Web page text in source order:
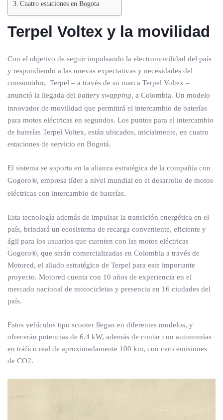
Cuatro estaciones en Bogota
Terpel Voltex y la movilidad
Con el objetivo de seguir impulsando la electromovilidad del país
y respondiendo a las nuevas expectativas y necesidades del
consumidor, Terpel – a través de su marca Terpel Voltex –
anunció la llegada del battery swapping, a Colombia. Un modelo
innovador de movilidad que permitirá el intercambio de baterías
para motos eléctricas en segundos. Los puntos para el intercambio
de baterías Terpel Voltex, están ubicados, inicialmente, en cuatro
estaciones de servicio en Bogotá.
El sistema se soporta en la alianza estratégica de la compañía con
Gogoro®, empresa líder a nivel mundial en el desarrollo de motos
eléctricas con intercambio de baterías.
Esta tecnología además de impulsar la transición energética en el
país, brindará un ecosistema de recarga conveniente, eficiente y
ágil para los usuarios que cuenten con las motos eléctricas
Gogoro®, que serán comercializadas en Colombia a través de
Motored, el aliado estratégico de Terpel para este importante
proyecto. Motored cuenta con 10 años de experiencia en el
mercado nacional de motocicletas y presencia en 16 ciudades del
país.
Estos vehículos tipo scooter llegan en diferentes modelos, y
ofrecerán potencias de 6.4 kW, además de contar con autonomías
en tráfico real de aproximadamente 100 km, con cero emisiones
de CO2.